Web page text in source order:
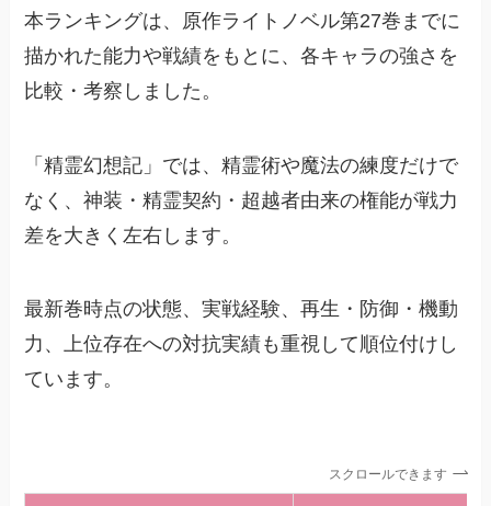
本ランキングは、原作ライトノベル第27巻までに
描かれた能力や戦績をもとに、各キャラの強さを
比較・考察しました。
「精霊幻想記」では、精霊術や魔法の練度だけで
なく、神装・精霊契約・超越者由来の権能が戦力
差を大きく左右します。
最新巻時点の状態、実戦経験、再生・防御・機動
力、上位存在への対抗実績も重視して順位付けし
ています。
スクロールできます